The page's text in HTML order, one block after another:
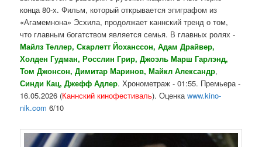
конца 80-х. Фильм, который открывается эпиграфом из
«Агамемнона» Эсхила, продолжает каннский тренд о том,
что главным богатством является семья. В главных ролях -
Майлз Теллер, Скарлетт Йоханссон, Адам Драйвер,
Холден Гудман, Росслин Грир, Джоэль Марш Гарлэнд,
Том Джонсон, Димитар Маринов, Майкл Александр,
Синди Кац, Джефф Адлер. Хронометраж - 01:55. Премьера -
16.05.2026 (Каннский кинофестиваль). Оценкаwww.kino-
nik.com 6/10